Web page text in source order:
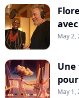
May 2,
Une
May 1,